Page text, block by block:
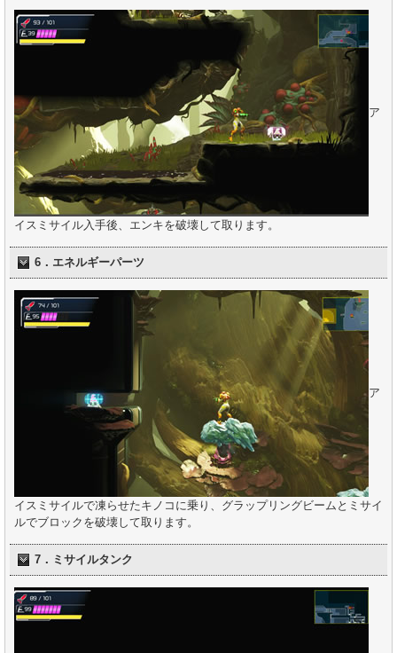
ア
イスミサイル入手後、エンキを破壊して取ります。
6．エネルギーパーツ
ア
イスミサイルで凍らせたキノコに乗り、グラップリングビームとミサイ
ルでブロックを破壊して取ります。
7．ミサイルタンク